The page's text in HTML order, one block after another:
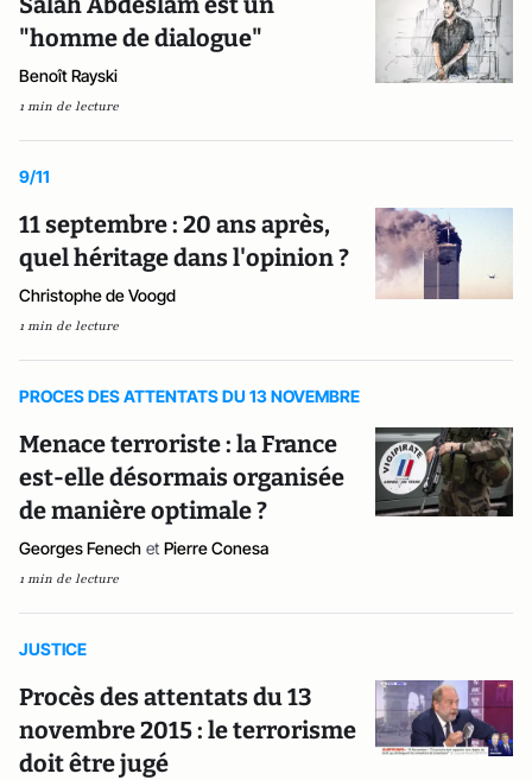
"homme de dialogue"
Benoît Rayski
1 min de lecture
9/11
11 septembre : 20 ans après,
quel héritage dans l'opinion ?
Christophe de Voogd
1 min de lecture
PROCES DES ATTENTATS DU 13 NOVEMBRE
Menace terroriste : la France
est-elle désormais organisée
de manière optimale ?
Georges Fenech et Pierre Conesa
1 min de lecture
JUSTICE
Procès des attentats du 13
novembre 2015 : le terrorisme
doit être jugé